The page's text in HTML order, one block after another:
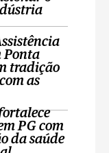
Ponta
tradição
as
PG com
da saúde